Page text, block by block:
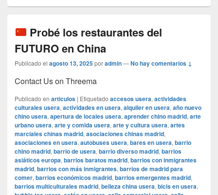
Probé los restaurantes del
FUTURO en China
Publicado el agosto 13, 2025poradmin—No hay comentarios ↓
Contact Us on Threema
Publicado en articulos | Etiquetado accesos usera, actividades
culturales usera, actividades en usera, alquiler en usera, año nuevo
chino usera, apertura de locales usera, aprender chino madrid, arte
urbano usera, arte y comida usera, arte y cultura usera, artes
marciales chinas madrid, asociaciones chinas madrid,
asociaciones en usera, autobuses usera, bares en usera, barrio
chino madrid, barrio de usera, barrio diverso madrid, barrios
asiáticos europa, barrios baratos madrid, barrios con inmigrantes
madrid, barrios con más inmigrantes, barrios de madrid para
comer, barrios económicos madrid, barrios emergentes madrid,
barrios multiculturales madrid, belleza china usera, bicis en usera,